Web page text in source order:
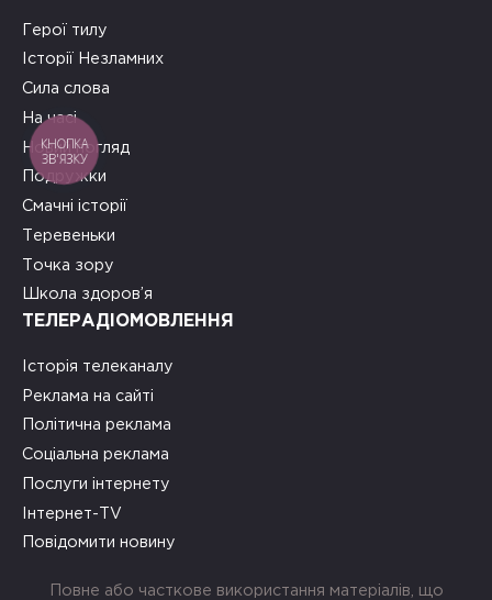
Герої тилу
Історії Незламних
Сила слова
На часі
Новий погляд
Подружки
Смачні історії
Теревеньки
Точка зору
Школа здоров’я
ТЕЛЕРАДІОМОВЛЕННЯ
Історія телеканалу
Реклама на сайті
Політична реклама
Соціальна реклама
Послуги інтернету
Інтернет-TV
Повідомити новину
Повне або часткове використання матеріалів, що
КНОПКА
ЗВ'ЯЗКУ